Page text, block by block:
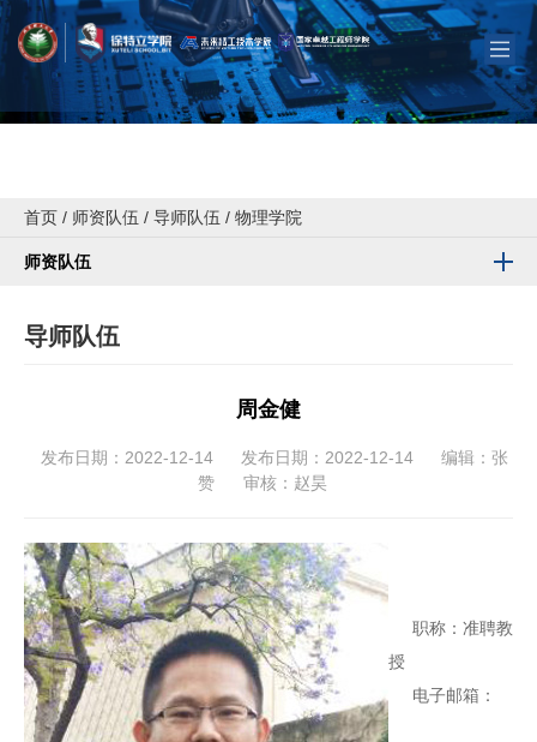
首页 / 师资队伍 / 导师队伍 / 物理学院
师资队伍
导师队伍
周金健
发布日期：2022-12-14 发布日期：2022-12-14
编辑：张
赞
审核：赵昊
职称：准聘教
授
电子邮箱：